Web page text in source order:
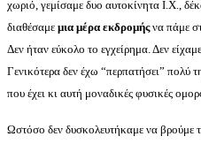
χωριό, γεμίσαμε δυο αυτοκίνητα Ι.Χ.,
διαθέσαμε μια μέρα εκδρομήςνα πάμε
Δεν ήταν εύκολο το εγχείρημα. Δεν
Γενικότερα δεν έχω “περπατήσει” πολύ
που έχει κι αυτή μοναδικές φυσικές
Ωστόσο δεν δυσκολευτήκαμε να βρούμε